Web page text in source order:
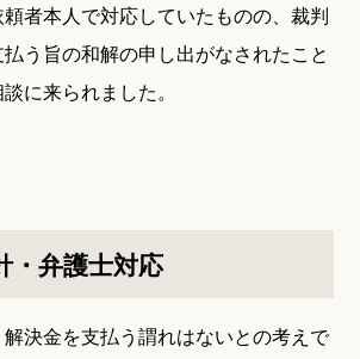
者本人で対応していたものの、裁判
う旨の和解の申し出がなされたこと
に来られました。
・弁護士対応
決金を支払う謂れはないとの考えで